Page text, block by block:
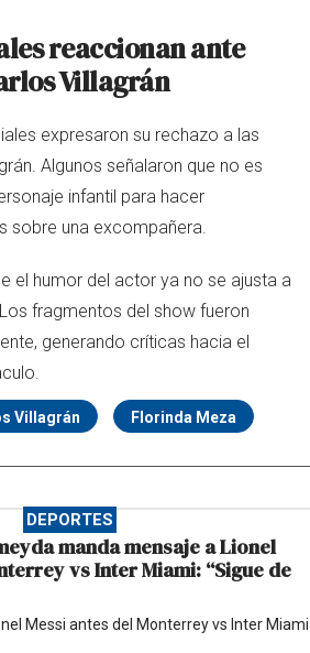
reaccionan ante
Villagrán
expresaron su rechazo a las
Algunos señalaron que no es
infantil para hacer
sobre una excompañera.
el humor del actor ya no se ajusta a
fragmentos del show fueron
generando críticas hacia el
Villagrán Florinda Meza
DEPORTES
manda mensaje a Lionel
vs Inter Miami: “Sigue de
Messi antes del Monterrey vs Inter Miami